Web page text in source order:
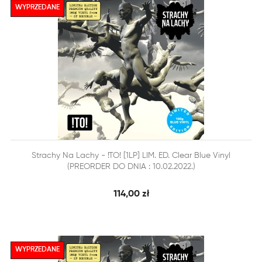
DODAJ DO KOSZYKA  SZYBKI PODGLĄD
Strachy Na Lachy - !TO! [1LP] LIM. ED. Clear Blue Vinyl
(PREORDER DO DNIA : 10.02.2022.)
114,00 zł
WYPRZEDANE
WYPRZEDANE